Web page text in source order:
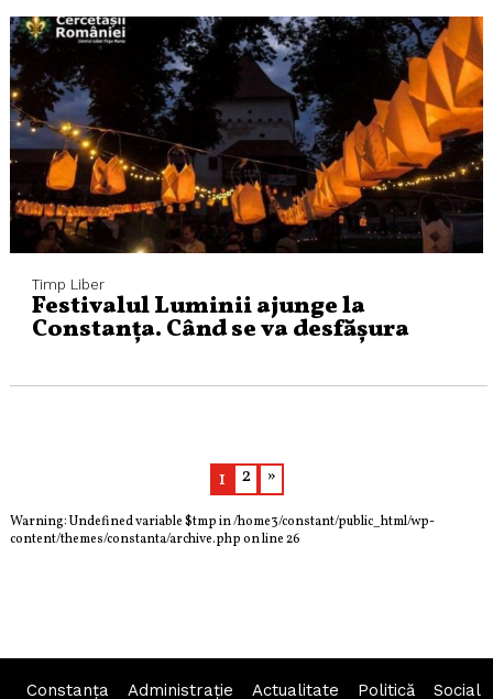
Timp Liber
Festivalul Luminii ajunge la
Constanța. Când se va desfășura
1 2 »
Warning: Undefined variable $tmp in/home3/constant/public_html/wp-
content/themes/constanta/archive.phpon line26
Constanța Administraţie Actualitate Politică Social